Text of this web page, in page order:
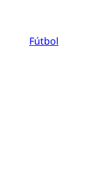
Fútbol